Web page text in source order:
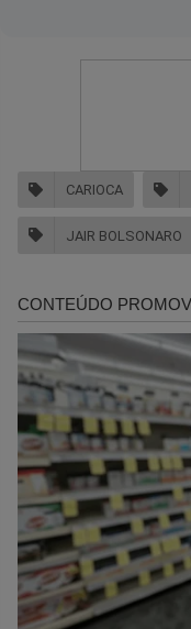
CARIOCA
JAIR BOLSONARO